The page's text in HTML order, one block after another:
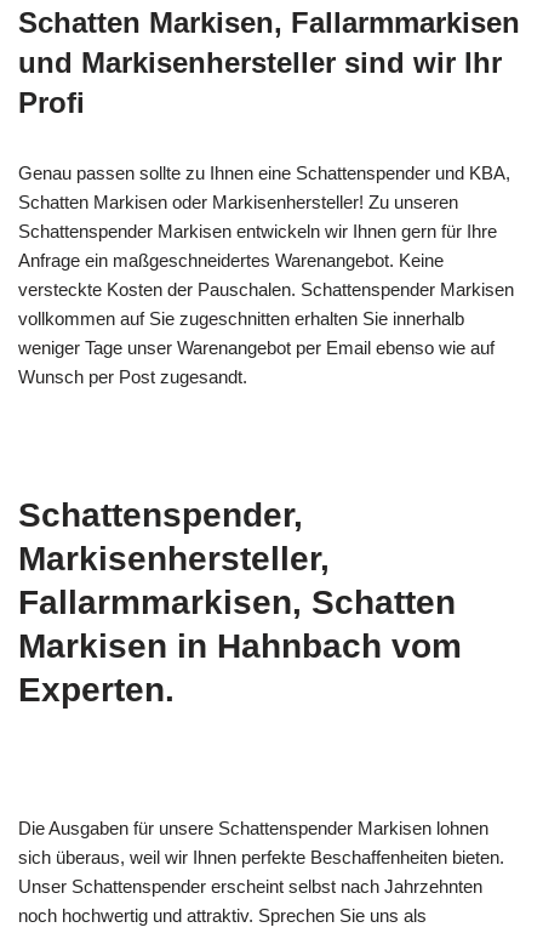
Schatten Markisen, Fallarmmarkisen
und Markisenhersteller sind wir Ihr
Profi
Genau passen sollte zu Ihnen eine Schattenspender und KBA,
Schatten Markisen oder Markisenhersteller! Zu unseren
Schattenspender Markisen entwickeln wir Ihnen gern für Ihre
Anfrage ein maßgeschneidertes Warenangebot. Keine
versteckte Kosten der Pauschalen. Schattenspender Markisen
vollkommen auf Sie zugeschnitten erhalten Sie innerhalb
weniger Tage unser Warenangebot per Email ebenso wie auf
Wunsch per Post zugesandt.
Schattenspender,
Markisenhersteller,
Fallarmmarkisen, Schatten
Markisen in Hahnbach vom
Experten.
Die Ausgaben für unsere Schattenspender Markisen lohnen
sich überaus, weil wir Ihnen perfekte Beschaffenheiten bieten.
Unser Schattenspender erscheint selbst nach Jahrzehnten
noch hochwertig und attraktiv. Sprechen Sie uns als